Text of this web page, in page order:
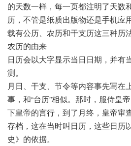
的天数一样，每一页都注明了天数
历，不管是纸质出版物还是手机应
载有公历、农历和干支历这三种历法
农历的由来
日历会以大字显示当日日期，并有
测。
月日、干支、节令等内容事先写在
事，和“台历”相似。那时，服侍皇
下皇帝的言行，到了月终，皇帝审
存档，这在当时叫日历，这些日历
史》的依据。